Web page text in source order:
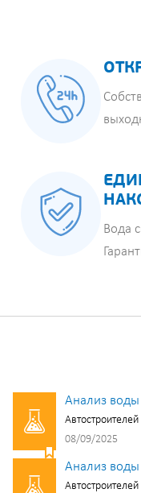
Вода
Анализ воды
Автостроителей
08/09/2025
Анализ воды
Автостроителей